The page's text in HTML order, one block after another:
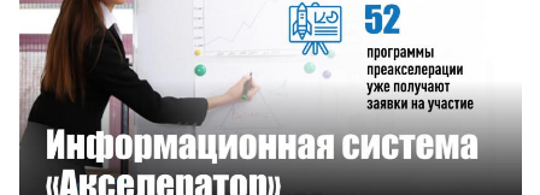
Смотреть проект